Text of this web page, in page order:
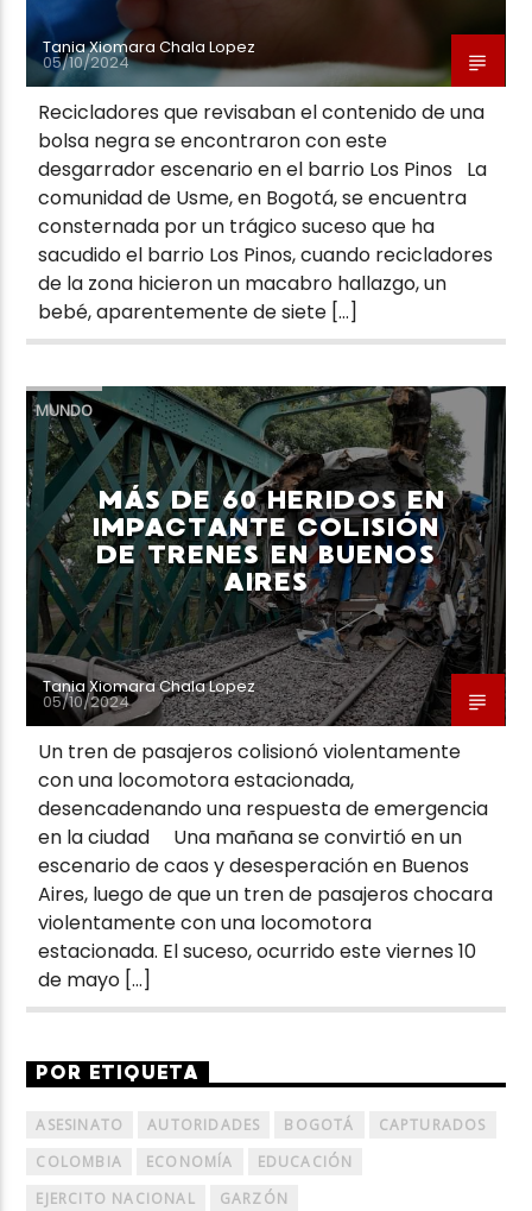
Tania Xiomara Chala Lopez
05/10/2024
Recicladores que revisaban el contenido de una
bolsa negra se encontraron con este
desgarrador escenario en el barrio Los Pinos La
comunidad de Usme, en Bogotá, se encuentra
consternada por un trágico suceso que ha
sacudido el barrio Los Pinos, cuando recicladores
de la zona hicieron un macabro hallazgo, un
bebé, aparentemente de siete […]
MUNDO
MÁS DE 60 HERIDOS EN
IMPACTANTE COLISIÓN
DE TRENES EN BUENOS
AIRES
Tania Xiomara Chala Lopez
05/10/2024
Un tren de pasajeros colisionó violentamente
con una locomotora estacionada,
desencadenando una respuesta de emergencia
en la ciudad Una mañana se convirtió en un
escenario de caos y desesperación en Buenos
Aires, luego de que un tren de pasajeros chocara
violentamente con una locomotora
estacionada. El suceso, ocurrido este viernes 10
de mayo […]
POR ETIQUETA
ASESINATO AUTORIDADES BOGOTÁ
CAPTURADOS
COLOMBIA
ECONOMÍA
EDUCACIÓN
EJERCITO NACIONAL
GARZÓN